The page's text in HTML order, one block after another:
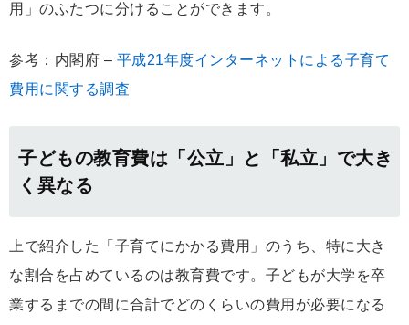
用」のふたつに分けることができます。
参考：内閣府 – 平成21年度インターネットによる子育て
費用に関する調査
子どもの教育費は「公立」と「私立」で大き
く異なる
上で紹介した「子育てにかかる費用」のうち、特に大き
な割合を占めているのは教育費です。子どもが大学を卒
業するまでの間に合計でどのくらいの費用が必要になる